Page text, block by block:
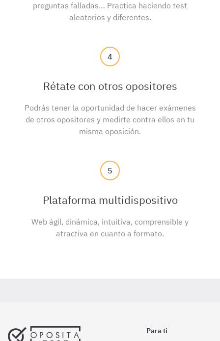
preguntas falladas… Practica haciendo test
aleatorios y diferentes.
4
Rétate con otros opositores
Podrás tener la oportunidad de hacer exámenes
de otros opositores y medirte contra ellos en tu
misma oposición.
5
Plataforma multidispositivo
Web ágil, dinámica, intuitiva, comprensible y
atractiva en cuanto a formato.
Para ti